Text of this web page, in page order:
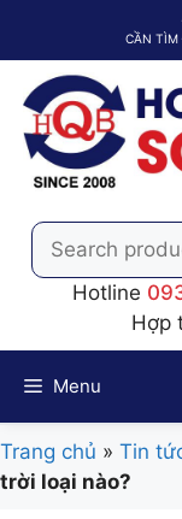
dung
CẦN TÌM
Search
for:
Hotline
Hợp
Menu
Trang chủ » Tin
trời loại nào?